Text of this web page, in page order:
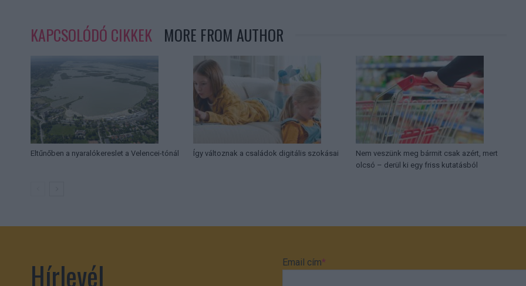
KAPCSOLÓDÓ CIKKEK MORE FROM AUTHOR
Eltűnőben a nyaralókereslet a Velencei-tónál Így változnak a családok digitális szokásai
Nem veszünk meg bármit csak azért, mert
olcsó – derül ki egy friss kutatásból
Hírlevél Email cím*